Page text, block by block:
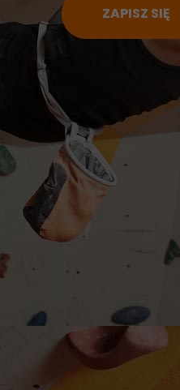
ZAPISZ SIĘ